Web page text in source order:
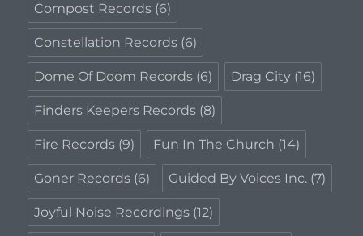
Compost Records (6)
Constellation Records (6)
Dome Of Doom Records (6) Drag City (16)
Finders Keepers Records (8)
Fire Records (9) Fun In The Church (14)
Goner Records (6) Guided By Voices Inc. (7)
Joyful Noise Recordings (12)